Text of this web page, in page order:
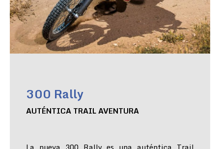
300 Rally
AUTÉNTICA TRAIL AVENTURA